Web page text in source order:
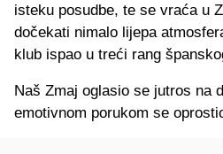
isteku posudbe, te se vraća u
dočekati nimalo lijepa
klub ispao u treći rang
Naš Zmaj oglasio se jutros na
emotivnom porukom se